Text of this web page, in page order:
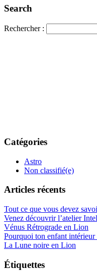
Search
Rechercher :
Catégories
Astro
Non classifié(e)
Articles récents
Tout ce que vous devez
Venez découvrir l’atelier
Vénus Rétrograde en Lion
Pourquoi ton enfant intérieur
La Lune noire en Lion
Étiquettes